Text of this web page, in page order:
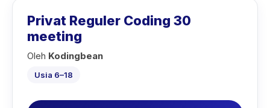
Privat Reguler Coding 30
meeting
Oleh Kodingbean
Usia 6–18